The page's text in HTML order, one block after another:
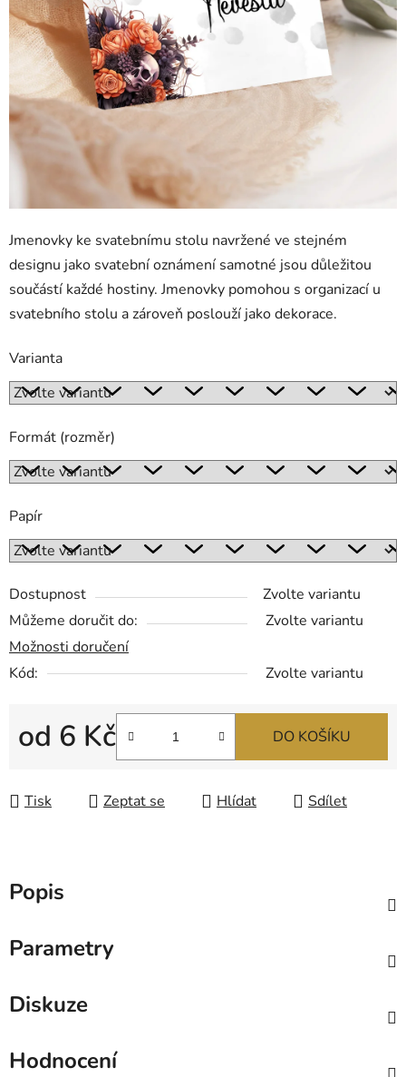
Jmenovky ke svatebnímu stolu navržené ve stejném
designu jako svatební oznámení samotné jsou důležitou
součástí každé hostiny. Jmenovky pomohou s organizací u
svatebního stolu a zároveň poslouží jako dekorace.
Varianta
Formát (rozměr)
Papír
Dostupnost
Zvolte variantu
Můžeme doručit do:
Zvolte variantu
Možnosti doručení
Kód:
Zvolte variantu
od 6 Kč DO KOŠÍKU
Tisk Zeptat se Hlídat Sdílet
Popis
Parametry
Diskuze
Hodnocení